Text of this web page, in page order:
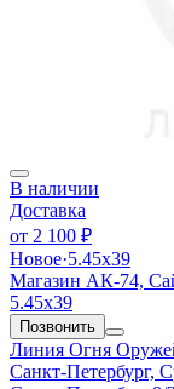
В наличии
Доставка
от 2 100 ₽
Новое·5.45х39
Магазин АК-74,
5.45х39
Позвонить
Линия Огня
Санкт-Петербург,